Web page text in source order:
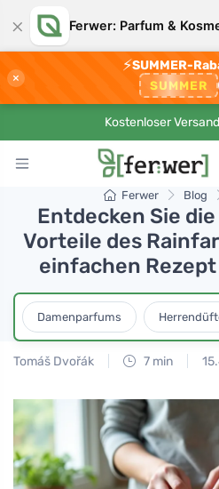
× Ferwer: Parfum &
×
⚡SUMMER-
SUMMER
Kostenloser
Ferwer Blog
Entdecken Sie
Vorteile des
einfachen
Damenparfums
Tomáš Dvořák 7 min